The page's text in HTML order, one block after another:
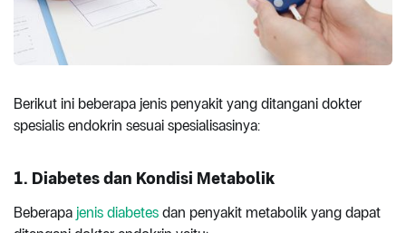
Berikut ini beberapa jenis penyakit yang ditangani dokter
spesialis endokrin sesuai spesialisasinya:
1. Diabetes dan Kondisi Metabolik
Beberapa jenis diabetes dan penyakit metabolik yang dapat